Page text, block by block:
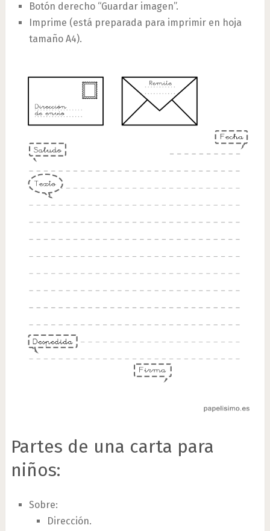
Botón derecho “Guardar imagen”.
Imprime (está preparada para imprimir en hoja
tamaño A4).
Partes de una carta para
niños:
Sobre:
Dirección.